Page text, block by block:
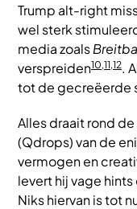
Trump alt-right
wel sterk
media zoals
verspreiden10,11,12.
tot de gecreëerde
Alles draait rond
(Qdrops) van de
vermogen en
levert hij vage
Niks hiervan is tot